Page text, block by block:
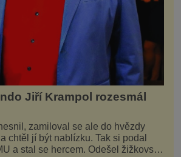
Jiří Krampol rozesmál
zamiloval se ale do hvězdy
chtěl jí být nablízku. Tak si podal
a stal se hercem. Odešel žižkovský